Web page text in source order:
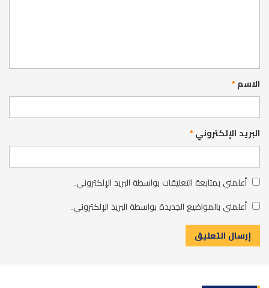
الاسم*
البريد الإلكتروني*
أعلمني بمتابعة التعليقات بواسطة البريد الإلكتروني.
أعلمني بالمواضيع الجديدة بواسطة البريد الإلكتروني.